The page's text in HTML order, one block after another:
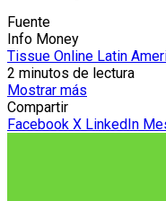
Fuente
Info Money
Tissue Online Latin
2 minutos de lectura
Mostrar más
Compartir
Facebook X LinkedIn